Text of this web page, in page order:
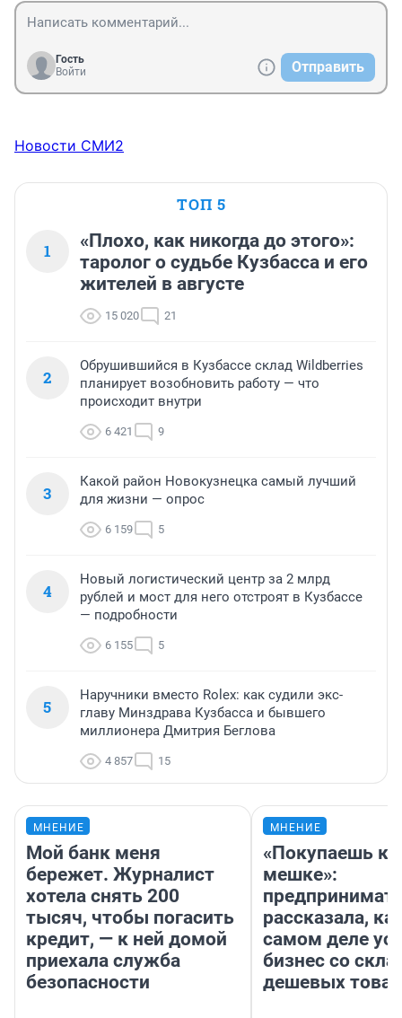
Гость
Войти
Отправить
Новости СМИ2
ТОП 5
1
«Плохо, как никогда до этого»:
таролог о судьбе Кузбасса и его
жителей в августе
15 020 21
2
Обрушившийся в Кузбассе склад Wildberries
планирует возобновить работу — что
происходит внутри
6 421 9
3
Какой район Новокузнецка самый лучший
для жизни — опрос
6 159 5
4
Новый логистический центр за 2 млрд
рублей и мост для него отстроят в Кузбассе
— подробности
6 155 5
5
Наручники вместо Rolex: как судили экс-
главу Минздрава Кузбасса и бывшего
миллионера Дмитрия Беглова
4 857 15
МНЕНИЕ
Мой банк меня
бережет. Журналист
хотела снять 200
тысяч, чтобы погасить
кредит, — к ней домой
приехала служба
безопасности
МНЕНИЕ
«Покупаешь
мешке»:
рассказала,
самом деле
бизнес со
дешевых